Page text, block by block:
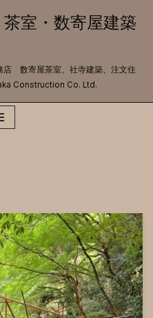
室・数寄屋建築
店 数寄屋茶室、社寺建築、注文住
Construction Co. Ltd.